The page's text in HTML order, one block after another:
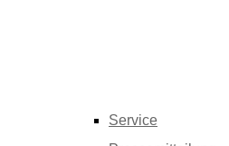
Service